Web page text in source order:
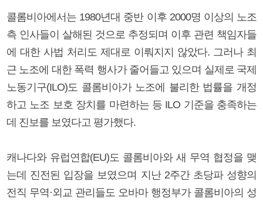
콜롬비아에서는 1980년대 중반 이후 2000명 이상의 노조
측 인사들이 살해된 것으로 추정되며 이후 관련 책임자들
에 대한 사법 처리도 제대로 이뤄지지 않았다. 그러나 최
근 노조에 대한 폭력 행사가 줄어들고 있으며 실제로 국제
노동기구(ILO)도 콜롬비아가 노조에 불리한 법률을 개정
하고 노조 보호 장치를 마련하는 등 ILO 기준을 충족하는
데 진보를 보였다고 평가했다.
캐나다와 유럽연합(EU)도 콜롬비아와 새 무역 협정을 맺
는데 진전된 입장을 보였으며 지난 2주간 초당파 성향의
전직 무역·외교 관리들도 오바마 행정부가 콜롬비아의 성